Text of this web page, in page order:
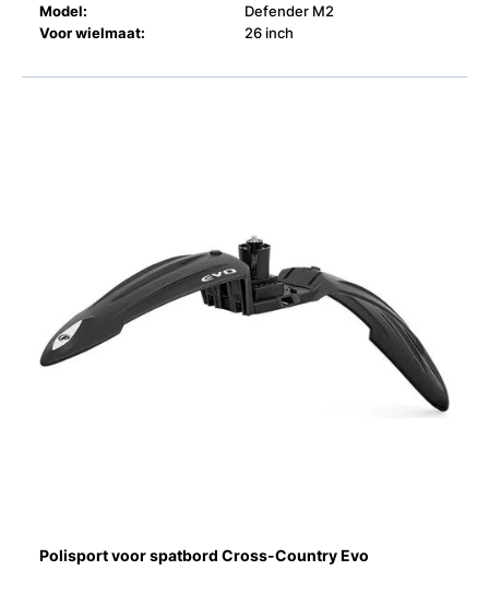
Model:
Defender M2
Voor wielmaat:
26 inch
Polisport voor spatbord Cross-Country Evo